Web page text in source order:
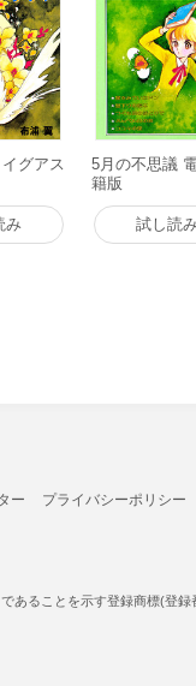
グアス
み
5月の不思議
籍版
試し読
ー プライバシーポリシー
あることを示す登録商標(登録